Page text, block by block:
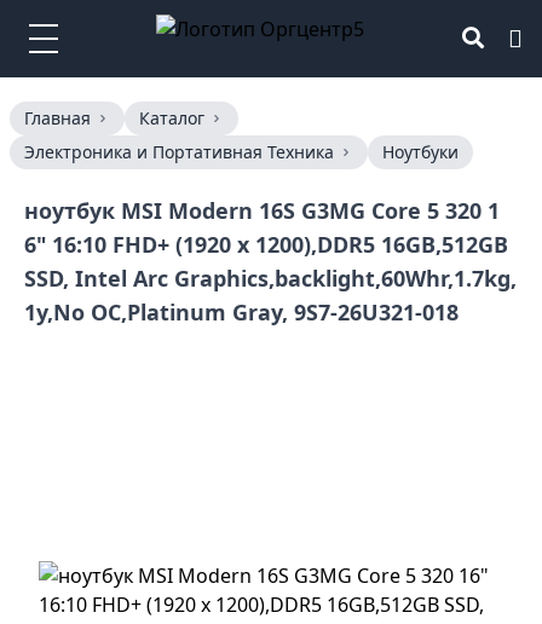
Главная
Каталог
Электроника и Портативная Техника
Ноутбуки
ноутбук MSI Modern 16S G3MG Core 5 320 1
6" 16:10 FHD+ (1920 x 1200),DDR5 16GB,512GB
SSD, Intel Arc Graphics,backlight,60Whr,1.7kg,
1y,No OC,Platinum Gray, 9S7-26U321-018